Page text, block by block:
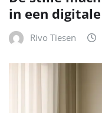
in een
Rivo Tiesen